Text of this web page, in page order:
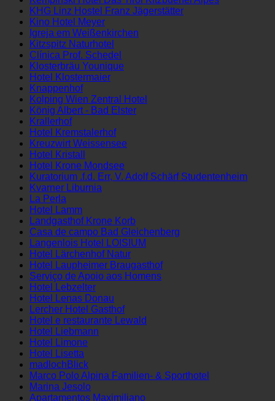
Karwendel Alpenhotel
Kempinski Hotel Das Tirol Kitzbuehel Alpes
KHG Linz Hostel Franz Jägerstätter
Kino Hotel Meyer
Igreja em Weißenkirchen
Kitzspitz Naturhotel
Clínica Prof. Schedel
Klosterbräu Younique
Hotel Klostermaier
Knappenhof
Kolping Wien Zentral Hotel
König Albert - Bad Elster
Krallerhof
Hotel Kremstalerhof
Kreuzwirt Weissensee
Hotel Kristall
Hotel Krone Mondsee
Kuratorium .f.d. Err, V. Adolf Schärf Studentenheim
Kvarner Liburnia
La Perla
Hotel Lamm
Landgasthof Krone Korb
Casa de campo Bad Gleichenberg
Langenlois Hotel LOISIUM
Hotel Lärchenhof Natur
Hotel Laupheimer Braugasthof
Serviço de Apoio aos Homens
Hotel Lebzelter
Hotel Lenas Donau
Lercher Hotel Gasthof
Hotel e restaurante Lewald
Hotel Liebmann
Hotel Limone
Hotel Lisetta
madlochBlick
Marco Polo Alpina Familien- & Sporthotel